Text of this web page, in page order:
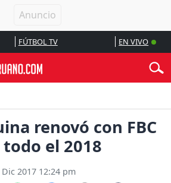
FÚTBOL TV EN VIVO
renovó con FBC
el 2018
Dic 2017 12:24 pm